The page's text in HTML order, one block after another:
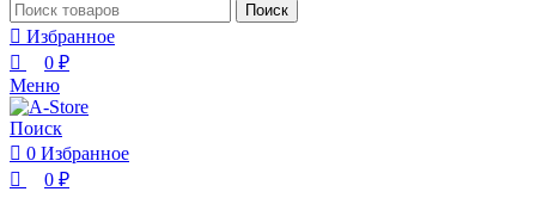
Поиск
Избранное
0 ₽
Меню
Поиск
0 Избранное
0 ₽